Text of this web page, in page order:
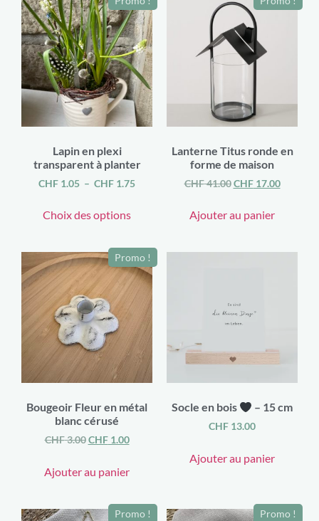
Lapin en plexi
transparent à planter
CHF 1.05 – CHF 1.75
Choix des options
Lanterne Titus ronde en
forme de maison
CHF41.00 CHF17.00
Ajouter au panier
Promo !
Bougeoir Fleur en métal
blanc cérusé
CHF3.00 CHF1.00
Ajouter au panier
Socle en bois – 15 cm
CHF 13.00
Ajouter au panier
Promo ! Promo !